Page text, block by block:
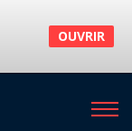
OUVRIR